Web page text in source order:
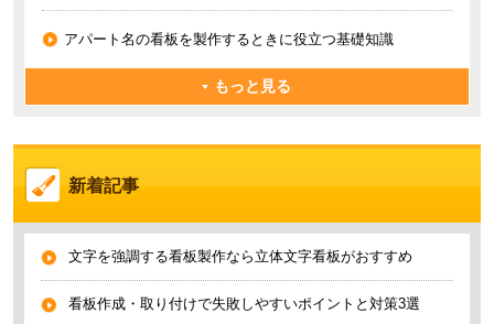
アパート名の看板を製作するときに役立つ基礎知識
もっと見る
新着記事
文字を強調する看板製作なら立体文字看板がおすすめ
看板作成・取り付けで失敗しやすいポイントと対策3選